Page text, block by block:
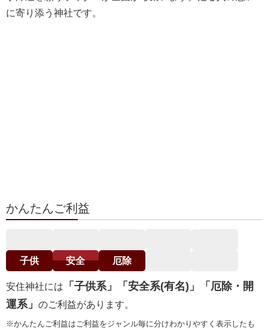
に寄り添う神社です。
かんたんご利益
子供 安全 厄除
安住神社には
「子供系」「安全系(有名)」「厄除・開
運系」 のご利益があります。
※かんたんご利益はご利益をジャンル毎に分けわかりやすく表示したも